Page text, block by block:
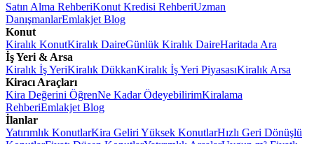
Satın Alma RehberiKonut Kredisi RehberiUzman
DanışmanlarEmlakjet Blog
Konut
Kiralık KonutKiralık DaireGünlük Kiralık DaireHaritada Ara
İş Yeri & Arsa
Kiralık İş YeriKiralık DükkanKiralık İş Yeri PiyasasıKiralık Arsa
Kiracı Araçları
Kira Değerini ÖğrenNe Kadar ÖdeyebilirimKiralama
RehberiEmlakjet Blog
İlanlar
Yatırımlık KonutlarKira Geliri Yüksek KonutlarHızlı Geri Dönüşlü